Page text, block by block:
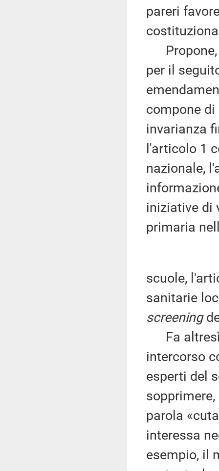
pareri
Propone,
per il
compone
invarianza
l'articolo 1
nazionale,
iniziative di
primaria
scuole,
sanitarie
screening
Fa altresì
intercorso
esperti del
parola
interessa
esempio, il